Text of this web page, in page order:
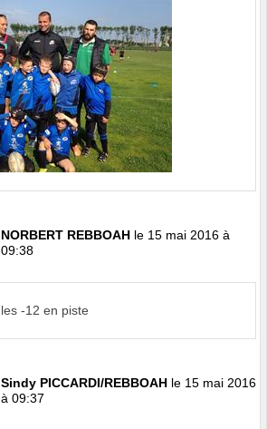
NORBERT REBBOAH le 15 mai 2016 à
09:38
les -12 en piste
Sindy PICCARDI/REBBOAH le 15 mai 2016
à 09:37